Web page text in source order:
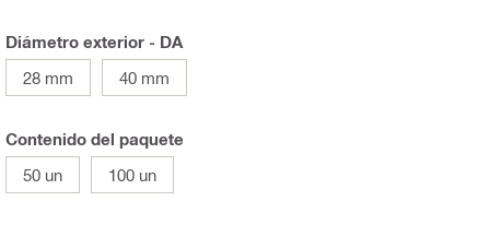
Diámetro exterior - DA
28 mm
40 mm
Contenido del paquete
50 un
100 un